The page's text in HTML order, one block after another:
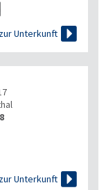
zur Unterkunft 
zur Unterkunft 